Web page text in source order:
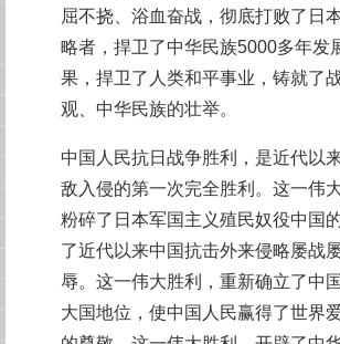
屈不挠、浴血奋战，彻底打败了日
略者，捍卫了中华民族5000多年发
果，捍卫了人类和平事业，铸就了
观、中华民族的壮举。
中国人民抗日战争胜利，是近代以
敌入侵的第一次完全胜利。这一伟
粉碎了日本军国主义殖民奴役中国
了近代以来中国抗击外来侵略屡战
辱。这一伟大胜利，重新确立了中
大国地位，使中国人民赢得了世界